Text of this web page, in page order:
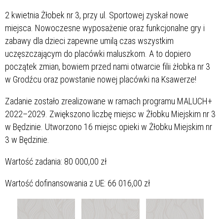
2 kwietnia Żłobek nr 3, przy ul. Sportowej zyskał nowe
miejsca. Nowoczesne wyposażenie oraz funkcjonalne gry i
zabawy dla dzieci zapewne umilą czas wszystkim
uczęszczającym do placówki maluszkom. A to dopiero
początek zmian, bowiem przed nami otwarcie filii żłobka nr 3
w Grodźcu oraz powstanie nowej placówki na Ksawerze!
Zadanie zostało zrealizowane w ramach programu MALUCH+
2022–2029. Zwiększono liczbę miejsc w Żłobku Miejskim nr 3
w Będzinie. Utworzono 16 miejsc opieki w Żłobku Miejskim nr
3 w Będzinie.
Wartość zadania: 80 000,00 zł
Wartość dofinansowania z UE: 66 016,00 zł